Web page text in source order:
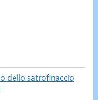
dello satrofinaccio